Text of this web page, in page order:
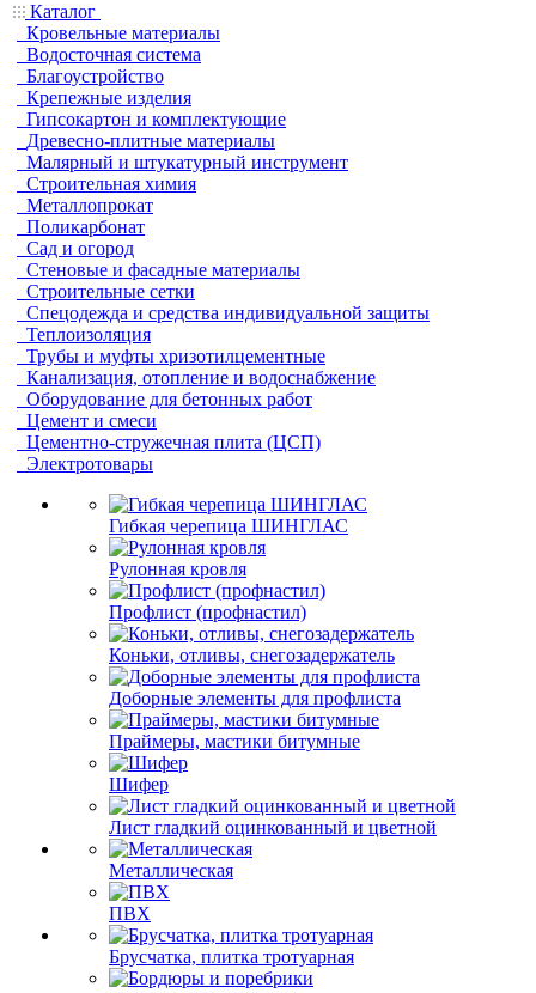
Каталог
Кровельные материалы
Водосточная система
Благоустройство
Крепежные изделия
Гипсокартон и комплектующие
Древесно-плитные материалы
Малярный и штукатурный инструмент
Строительная химия
Металлопрокат
Поликарбонат
Сад и огород
Стеновые и фасадные материалы
Строительные сетки
Спецодежда и средства индивидуальной защиты
Теплоизоляция
Трубы и муфты хризотилцементные
Канализация, отопление и водоснабжение
Оборудование для бетонных работ
Цемент и смеси
Цементно-стружечная плита (ЦСП)
Электротовары
Гибкая черепица ШИНГЛАС
Рулонная кровля
Профлист (профнастил)
Коньки, отливы, снегозадержатель
Доборные элементы для профлиста
Праймеры, мастики битумные
Шифер
Лист гладкий оцинкованный и цветной
Металлическая
ПВХ
Брусчатка, плитка тротуарная